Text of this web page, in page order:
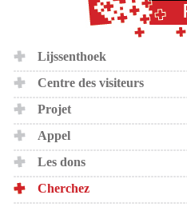
Lijssenthoek
Centre des visiteurs
Projet
Appel
Les dons
Cherchez